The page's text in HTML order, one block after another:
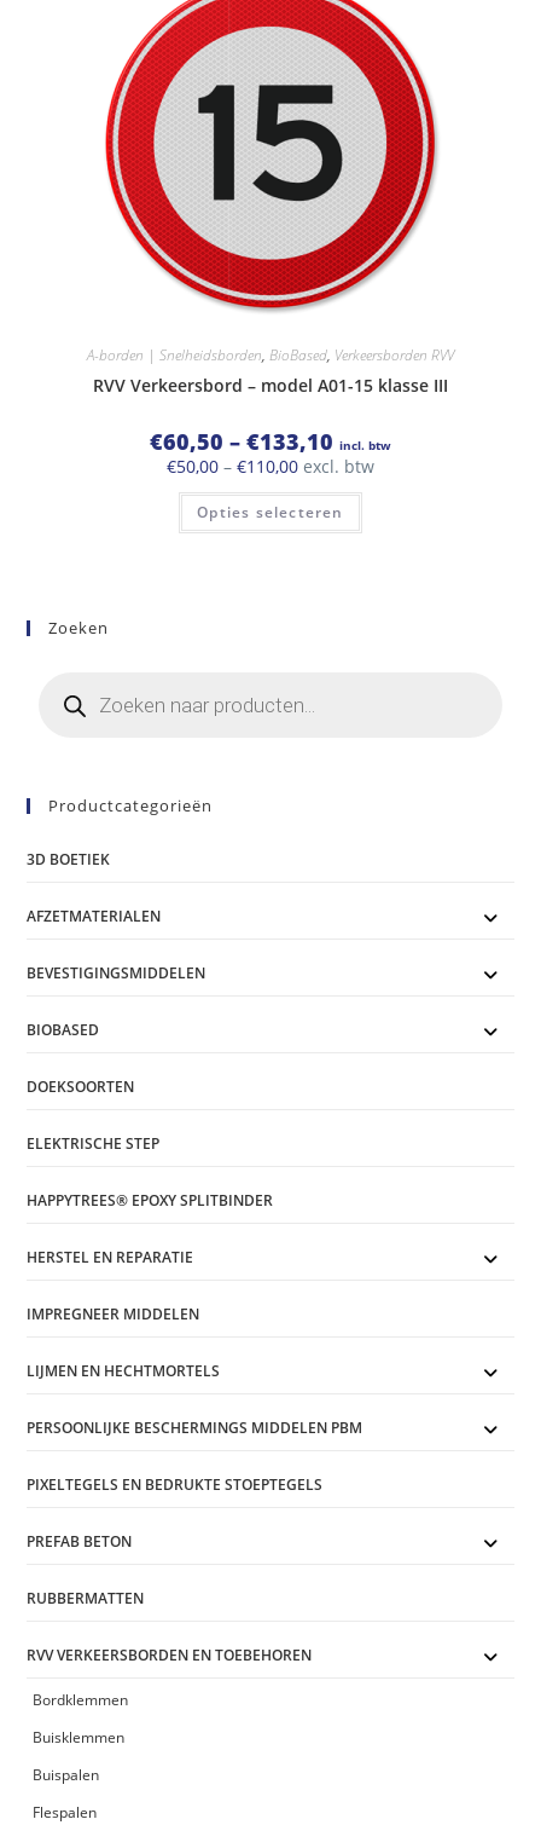
optie
kan
gekozen
worden
op
de
productpagina
A-borden | Snelheidsborden, BioBased, Verkeersborden RVV
RVV Verkeersbord – model A01-15 klasse III
€60,50 – €133,10 Prijsklasse:
€60,50
tot
€133,10
incl. btw
€50,00 – €110,00Prijsklasse:
tot
€110,00
excl. btw
Opties selecteren
Dit
heeft
Zoeken
zoeken
Productcategorieën
3D BOETIEK
AFZETMATERIALEN
BEVESTIGINGSMIDDELEN
BIOBASED
DOEKSOORTEN
ELEKTRISCHE STEP
HAPPYTREES® EPOXY SPLITBINDER
HERSTEL EN REPARATIE
IMPREGNEER MIDDELEN
LIJMEN EN HECHTMORTELS
PERSOONLIJKE BESCHERMINGS MIDDELEN PBM
PIXELTEGELS EN BEDRUKTE STOEPTEGELS
PREFAB BETON
RUBBERMATTEN
RVV VERKEERSBORDEN EN TOEBEHOREN
Bordklemmen
Buisklemmen
Buispalen
Flespalen